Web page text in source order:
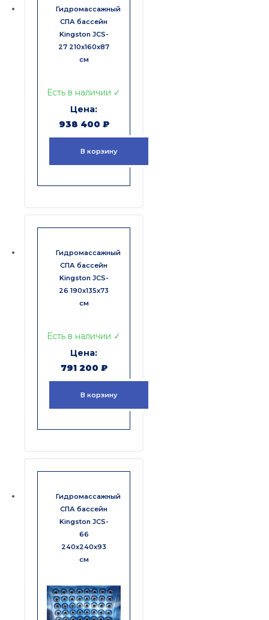
Гидромассажный
СПА бассейн
Kingston JCS-
27 210x160x87
см
Есть в наличии ✓
938 400 ₽
В корзину
Гидромассажный
СПА бассейн
Kingston JCS-
26 190x135x73
см
Есть в наличии ✓
791 200 ₽
В корзину
Гидромассажный
СПА бассейн
Kingston JCS-
66
240x240x93
см